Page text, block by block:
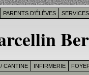
PARENTS D’ÉLÈVES
CANTINE INFIRMERIE